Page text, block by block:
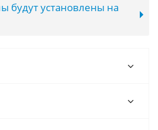
будут установлены на